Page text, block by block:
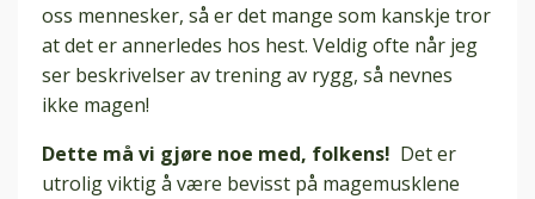
oss mennesker, så er det mange som kanskje tror
at det er annerledes hos hest. Veldig ofte når jeg
ser beskrivelser av trening av rygg, så nevnes
ikke magen!
Dette må vi gjøre noe med, folkens! Det er
utrolig viktig å være bevisst på magemusklene